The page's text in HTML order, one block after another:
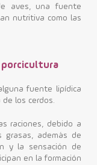
aves, una fuente
nutritiva como las
porcicultura
fuente lipídica
los cerdos.
raciones, debido a
grasas, además de
y la sensación de
en la formación